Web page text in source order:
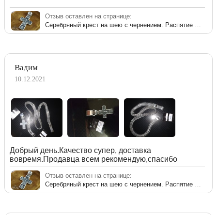
Отзыв оставлен на странице:
Вадим
10.12.2021
Добрый день.Качество супер, доставка
вовремя.Продавца всем рекомендую,спасибо
Отзыв оставлен на странице: